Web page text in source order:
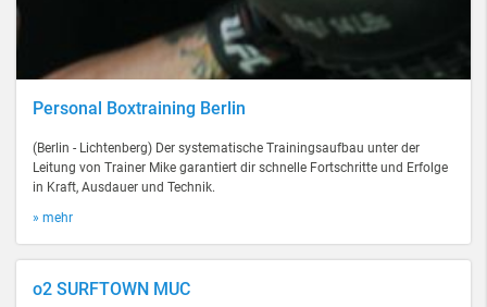
Personal Boxtraining Berlin
(Berlin - Lichtenberg) Der systematische Trainingsaufbau unter der
Leitung von Trainer Mike garantiert dir schnelle Fortschritte und Erfolge
in Kraft, Ausdauer und Technik.
» mehr
o2 SURFTOWN MUC